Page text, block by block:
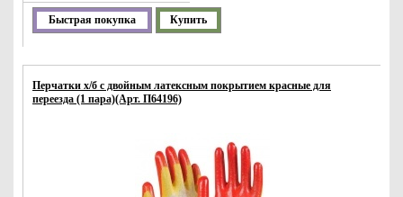
Быстрая покупка Купить
Перчатки х/б с двойным латексным покрытием красные для
переезда (1 пара)(Арт. П64196)